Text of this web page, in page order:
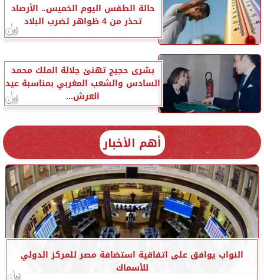
حالة الطقس اليوم الخميس.. الأرصاد
تحذر من 4 ظواهر تضرب البلاد
بشرى حجيج تهنئ جلالة الملك محمد
السادس والشعب المغربي بمناسبة عيد
العرش...
أهم الأخبار
النواب يوافق على اتفاقية استضافة مصر للمركز الدولي
للأسماك